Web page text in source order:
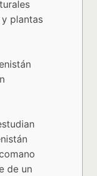
plantas
de un